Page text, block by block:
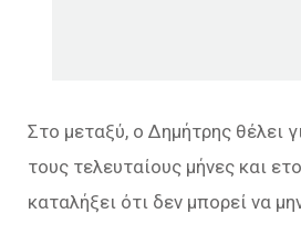
Στο μεταξύ, ο Δημήτρης θέλει
τους τελευταίους μήνες και
καταλήξει ότι δεν μπορεί να